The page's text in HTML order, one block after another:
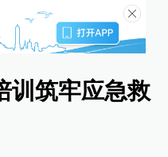
训筑牢应急救